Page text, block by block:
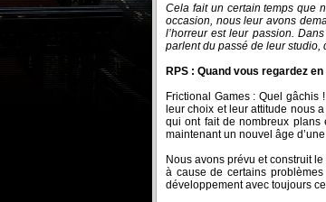
Cela fait un certain temps que
occasion, nous leur avons
l’horreur est leur passion.
parlent du passé de leur studio,
RPS : Quand vous regardez
Frictional Games : Quel gâchis
leur choix et leur attitude nous
qui ont fait de nombreux plans
maintenant un nouvel âge
Nous avons prévu et construit
à cause de certains
développement avec toujours